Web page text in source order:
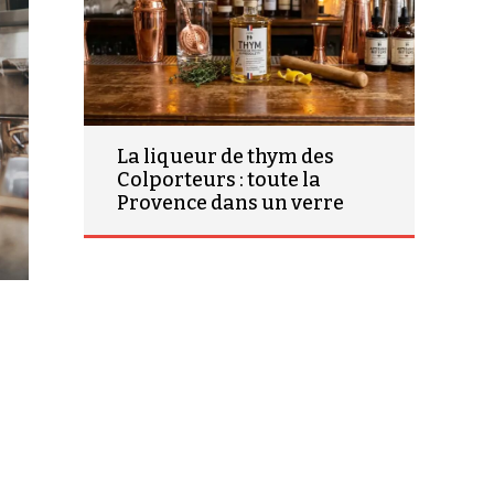
La liqueur de thym des
Colporteurs : toute la
Provence dans un verre